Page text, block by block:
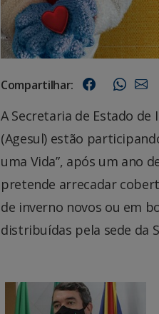
Compartilhar:
A Secretaria de Estado
(Agesul) estão
uma Vida”, após um ano
pretende arrecadar
de inverno novos ou em
distribuídas pela sede da